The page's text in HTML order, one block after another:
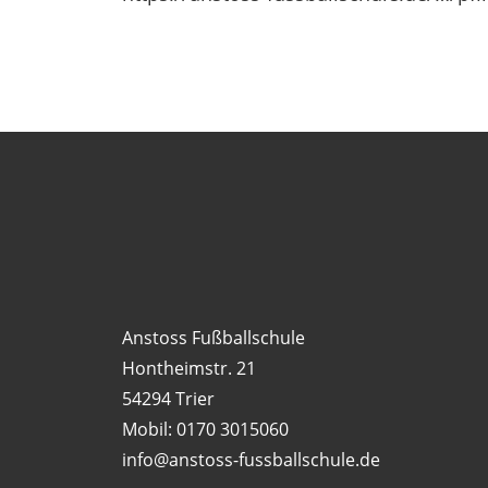
Anstoss Fußballschule
Hontheimstr. 21
54294 Trier
Mobil: 0170 3015060
info@anstoss-fussballschule.de